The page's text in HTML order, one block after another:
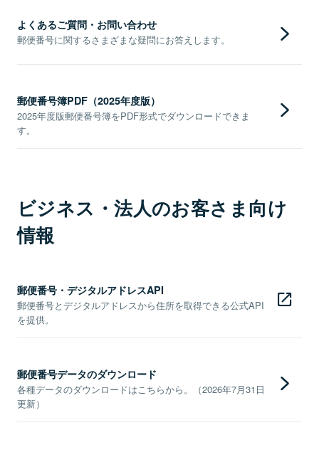
よくあるご質問・お問い合わせ
郵便番号に関するさまざまな疑問にお答えします。
郵便番号簿PDF（2025年度版）
2025年度版郵便番号簿をPDF形式でダウンロードできま
す。
ビジネス・法人のお客さま向け
情報
郵便番号・デジタルアドレスAPI
郵便番号とデジタルアドレスから住所を取得できる公式API
を提供。
郵便番号データのダウンロード
各種データのダウンロードはこちらから。（2026年7月31日
更新）